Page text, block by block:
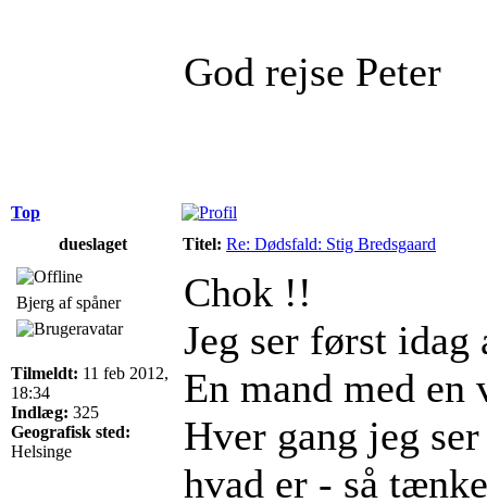
God rejse Peter
Top
dueslaget
Titel: Re: Dødsfald: Stig Bredsgaard
Bjerg af spåner
Tilmeldt: 11 feb 2012,
18:34
Indlæg: 325
Geografisk sted:
Helsinge
Chok !!
Jeg ser først
En mand med
Hver gang jeg
hvad er - så